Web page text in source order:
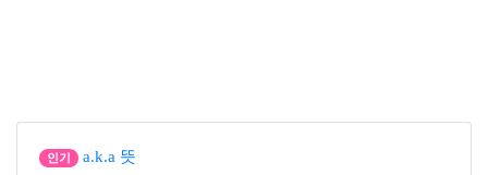
인기 a.k.a 뜻